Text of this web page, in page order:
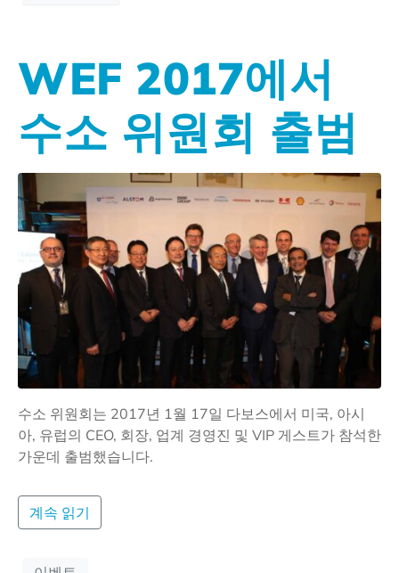
WEF 2017에서
수소 위원회 출범
수소 위원회는 2017년 1월 17일 다보스에서 미국, 아시
아, 유럽의 CEO, 회장, 업계 경영진 및 VIP 게스트가 참석한
가운데 출범했습니다.
계속 읽기